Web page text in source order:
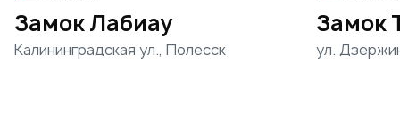
Замок Лабиау
Калининградская ул., Полесск
Замок
ул.